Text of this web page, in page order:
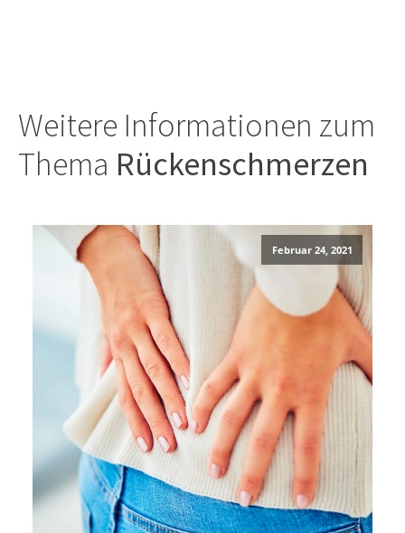
Weitere Informationen zum
Thema Rückenschmerzen
Februar 24, 2021